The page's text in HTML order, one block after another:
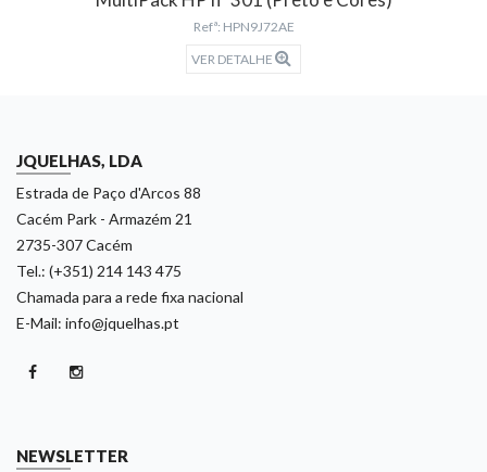
Refª: HPN9J72AE
VER DETALHE
JQUELHAS, LDA
Estrada de Paço d'Arcos 88
Cacém Park - Armazém 21
2735-307 Cacém
Tel.: (+351) 214 143 475
Chamada para a rede fixa nacional
E-Mail: info@jquelhas.pt
NEWSLETTER